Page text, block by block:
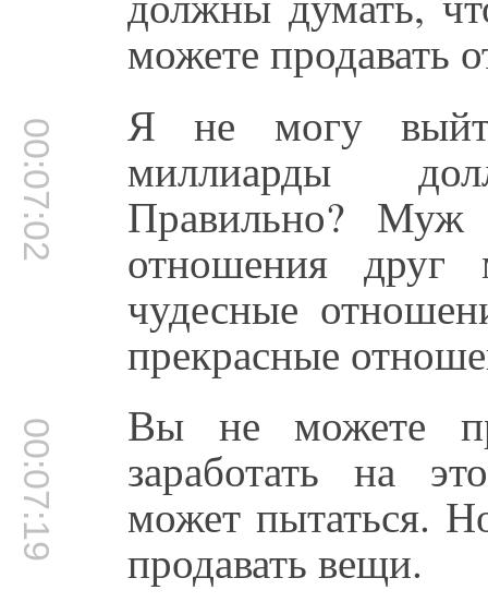
можете продавать
00:07:02 Я не могу
миллиарды
Правильно?
отношения
чудесные
прекрасные
00:07:19 Вы не можете
заработать на
может пытаться.
продавать вещи.